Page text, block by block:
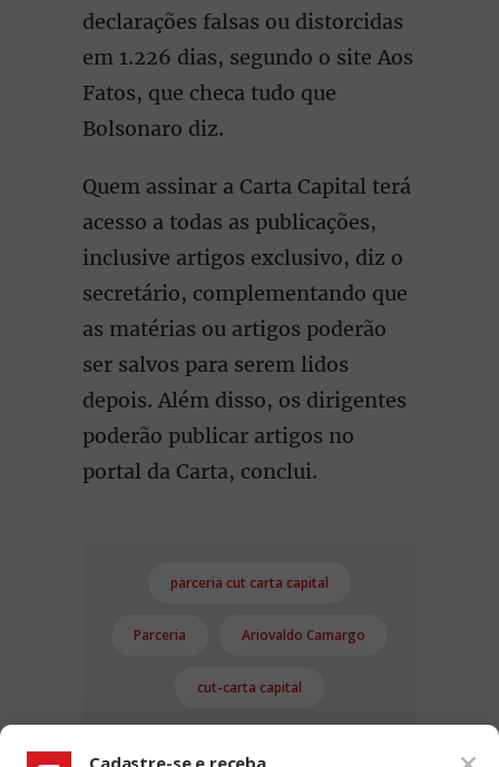
declarações falsas ou distorcidas
em 1.226 dias, segundo o site Aos
Fatos, que checa tudo que
Bolsonaro diz.
Quem assinar a Carta Capital terá
acesso a todas as publicações,
inclusive artigos exclusivo, diz o
secretário, complementando que
as matérias ou artigos poderão
ser salvos para serem lidos
depois. Além disso, os dirigentes
poderão publicar artigos no
portal da Carta, conclui.
parceria cut carta capital
Parceria Ariovaldo Camargo
cut-carta capital
Cadastre-se e receba